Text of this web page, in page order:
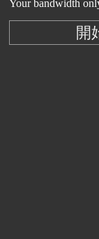
Your bandwidth
開